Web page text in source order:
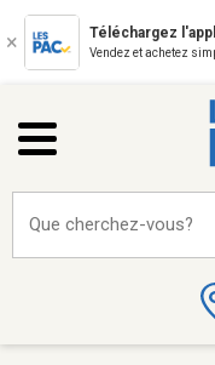
Téléchargez
Vendez et achetez
Que cherchez-vous?